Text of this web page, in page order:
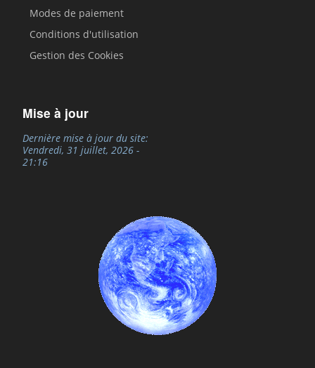
Modes de paiement
Conditions d'utilisation
Gestion des Cookies
Mise à jour
Dernière mise à jour du site:
Vendredi, 31 juillet, 2026 -
21:16